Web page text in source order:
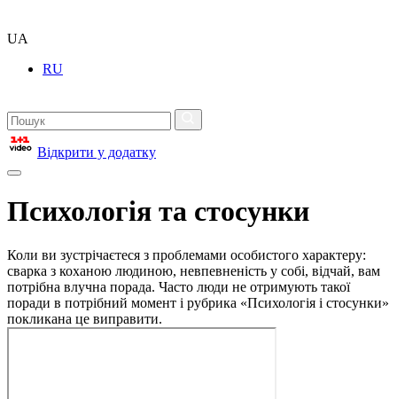
UA
RU
Відкрити у додатку
Психологія та стосунки
Коли ви зустрічаєтеся з проблемами особистого характеру:
сварка з коханою людиною, невпевненість у собі, відчай, вам
потрібна влучна порада. Часто люди не отримують такої
поради в потрібний момент і рубрика «Психологія і стосунки»
покликана це виправити.